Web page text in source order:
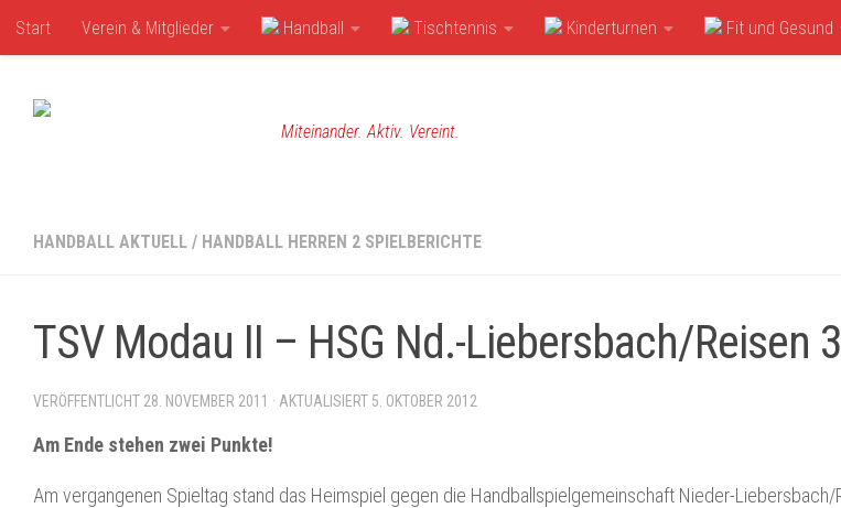
Zum Inhalt springen
Start Verein & Mitglieder Handball Tischtennis Kinderturnen Fit und Gesund
Miteinander. Aktiv. Vereint.
HANDBALL AKTUELL / HANDBALL HERREN 2 SPIELBERICHTE
TSV Modau II – HSG Nd.-Liebersbach/Reisen
VERÖFFENTLICHT 28. NOVEMBER 2011 · AKTUALISIERT 5. OKTOBER 2012
Am Ende stehen zwei Punkte!
Am vergangenen Spieltag stand das Heimspiel gegen die Handballspielgemeinschaft Nieder-Liebersbach/